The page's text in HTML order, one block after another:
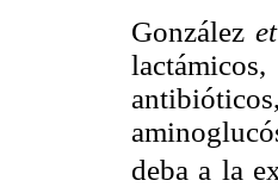
González
deba a la